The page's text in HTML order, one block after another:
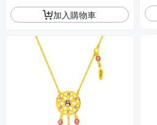
加入購物車